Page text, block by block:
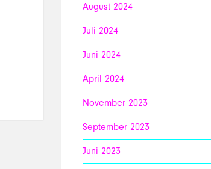
August 2024
Juli 2024
Juni 2024
April 2024
November 2023
September 2023
Juni 2023